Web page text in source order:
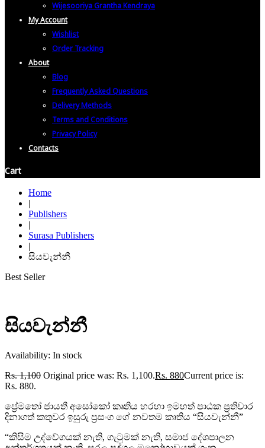
Wijesooriya Grantha Kendraya
My Account
Wishlist
Order Tracking
About
Blog
Frequently Asked Questions
Delivery Methods
Terms and Conditions
Privacy Policy
Contacts
Cart
Home
|
Publishers
|
Surasa Publishers
|
සියවැන්නී
Best Seller
සියවැන්නී
Availability: In stock
Rs.1,100 Original price was: Rs. 1,100.Rs. 880Current price is:
Rs. 880.
ප්‍රේමතෝ ජායතී අසෝකෝ කෘතිය හරහා ඉමහත් පාඨක ප්‍රතිචාර
දිනාගත් කතුවර ඉසුරු ප්‍රසංග ගේ නවතම කෘතිය “සියවැන්නී”
“කිසිම උද්වේගයක් නැති, ගැටුමක් නැති, සමාජ දේශපාලන